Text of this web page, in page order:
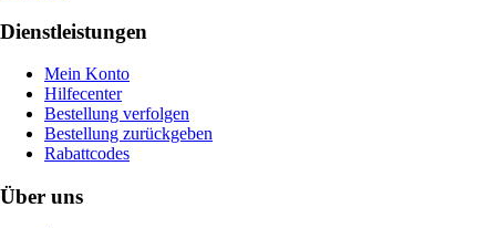
Dienstleistungen
Mein Konto
Hilfecenter
Bestellung verfolgen
Bestellung zurückgeben
Rabattcodes
Über uns